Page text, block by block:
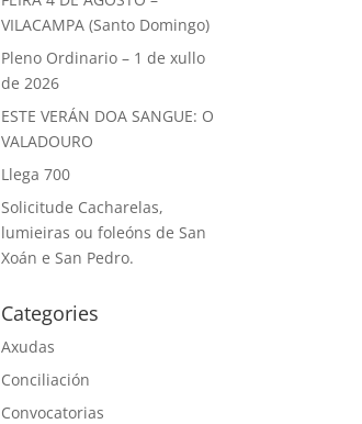
VILACAMPA (Santo Domingo)
Pleno Ordinario – 1 de xullo
de 2026
ESTE VERÁN DOA SANGUE: O
VALADOURO
Llega 700
Solicitude Cacharelas,
lumieiras ou foleóns de San
Xoán e San Pedro.
Categories
Axudas
Conciliación
Convocatorias